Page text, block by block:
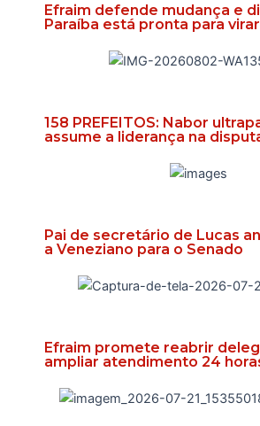
Efraim defende mudança e
Paraíba está pronta para
158 PREFEITOS: Nabor
assume a liderança na
Pai de secretário de Lucas
a Veneziano para o Senado
Efraim promete reabrir
ampliar atendimento 24